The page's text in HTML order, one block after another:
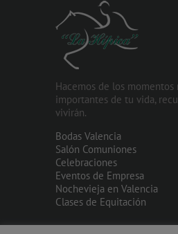
Hacemos de los momentos
importantes de tu vida,
vivirán.
Bodas Valencia
Salón Comuniones
Celebraciones
Eventos de Empresa
Nochevieja en Valencia
Clases de Equitación